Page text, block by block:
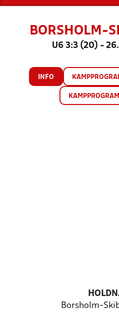
BORSHOLM-
U6 3:3 (20) -
INFO
Borsholm-